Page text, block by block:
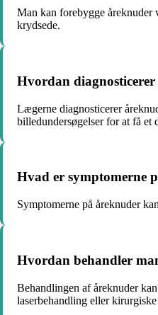
Man kan forebygge åreknuder
krydsede.
Hvordan
Lægerne diagnosticerer
billedundersøgelser for at få et
Hvad er symptomerne
Symptomerne på åreknuder
Hvordan behandler
Behandlingen af åreknuder
laserbehandling eller